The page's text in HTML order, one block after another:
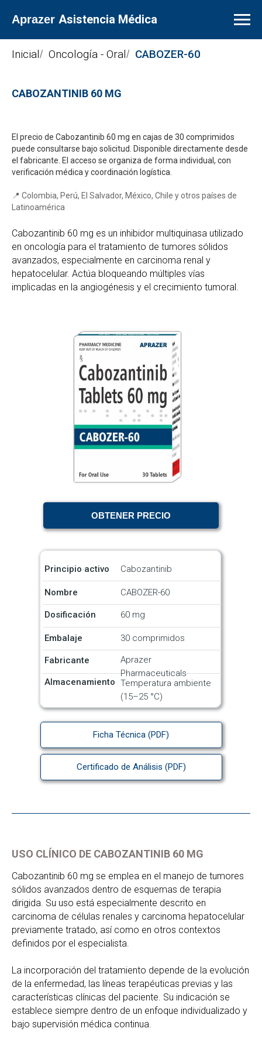
Aprazer Asistencia Médica
Inicial/ Oncología - Oral/ CABOZER-60
CABOZANTINIB 60 MG
El precio de Cabozantinib 60 mg en cajas de 30 comprimidos
puede consultarse bajo solicitud. Disponible directamente desde
el fabricante. El acceso se organiza de forma individual, con
verificación médica y coordinación logística.
📍 Colombia, Perú, El Salvador, México, Chile y otros países de
Latinoamérica
Cabozantinib 60 mg es un inhibidor multiquinasa utilizado
en oncología para el tratamiento de tumores sólidos
avanzados, especialmente en carcinoma renal y
hepatocelular. Actúa bloqueando múltiples vías
implicadas en la angiogénesis y el crecimiento tumoral.
Principio activo
Nombre
Fabricante
Dosificación
Embalaje
Almacenamiento
Cabozantinib
CABOZER-60
Aprazer
Pharmaceuticals
60 mg
30 comprimidos
Temperatura ambiente
(15–25 °C)
OBTENER PRECIO
Ficha Técnica (PDF)
Certificado de Análisis (PDF)
USO CLÍNICO DE CABOZANTINIB 60 MG
Cabozantinib 60 mg se emplea en el manejo de tumores
sólidos avanzados dentro de esquemas de terapia
dirigida. Su uso está especialmente descrito en
carcinoma de células renales y carcinoma hepatocelular
previamente tratado, así como en otros contextos
definidos por el especialista.
La incorporación del tratamiento depende de la evolución
de la enfermedad, las líneas terapéuticas previas y las
características clínicas del paciente. Su indicación se
establece siempre dentro de un enfoque individualizado y
bajo supervisión médica continua.